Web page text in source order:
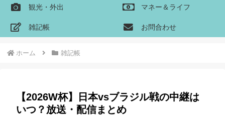
観光・外出 マネー＆ライフ
雑記帳 お問合わせ
ホーム 雑記帳
【2026W杯】日本vsブラジル戦の中継は
いつ？放送・配信まとめ